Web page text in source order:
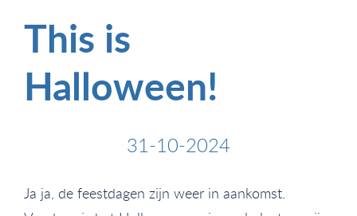
This is
Halloween!
31-10-2024
Ja ja, de feestdagen zijn weer in aankomst.